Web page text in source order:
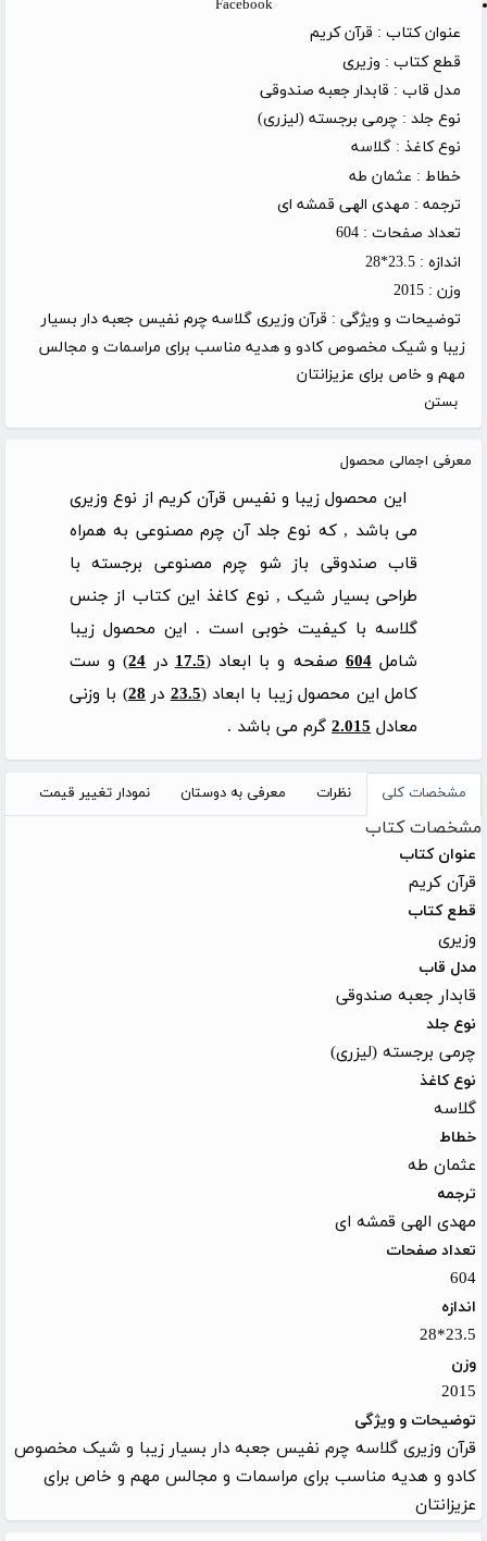
Facebook
عنوان کتاب : قرآن کریم
قطع کتاب : وزیری
مدل قاب : قابدار جعبه صندوقی
نوع جلد : چرمی برجسته (لیزری)
نوع کاغذ : گلاسه
خطاط : عثمان طه
ترجمه : مهدی الهی قمشه ای
تعداد صفحات : 604
اندازه : 23.5*28
وزن : 2015
توضیحات و ویژگی : قرآن وزیری گلاسه چرم نفیس جعبه دار بسیار
زیبا و شیک مخصوص کادو و هدیه مناسب برای مراسمات و مجالس
مهم و خاص برای عزیزانتان
بستن
معرفی اجمالی محصول
این محصول زیبا و نفیس قرآن کریم از نوع وزیری
می باشد , که نوع جلد آن چرم مصنوعی به همراه
قاب صندوقی باز شو چرم مصنوعی برجسته با
طراحی بسیار شیک , نوع کاغذ این کتاب از جنس
گلاسه با کیفیت خوبی است . این محصول زیبا
شامل604صفحه و با ابعاد (17.5در24) و ست
کامل این محصول زیبا با ابعاد (23.5در28) با وزنی
معادل 2.015 گرم می باشد .
مشخصات کلی نظرات معرفی به دوستان نمودار تغییر قیمت
مشخصات کتاب
عنوان کتاب
قرآن کریم
قطع کتاب
وزیری
مدل قاب
قابدار جعبه صندوقی
نوع جلد
چرمی برجسته (لیزری)
نوع کاغذ
گلاسه
خطاط
عثمان طه
ترجمه
مهدی الهی قمشه ای
تعداد صفحات
604
اندازه
23.5*28
وزن
2015
توضیحات و ویژگی
قرآن وزیری گلاسه چرم نفیس جعبه دار بسیار زیبا و شیک مخصوص
کادو و هدیه مناسب برای مراسمات و مجالس مهم و خاص برای
عزیزانتان